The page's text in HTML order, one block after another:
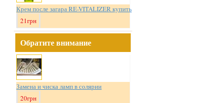
Крем после загара RE-VITALIZER купить
21грн
Обратите внимание
Замена и чиска ламп в солярии
20грн